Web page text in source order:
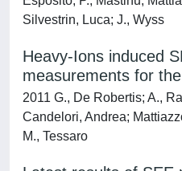
Silvestrin, Luca; J., Wyss
Heavy-Ions induced
measurements for
2011 G., De Robertis; A.,
Candelori, Andrea;
M., Tessaro